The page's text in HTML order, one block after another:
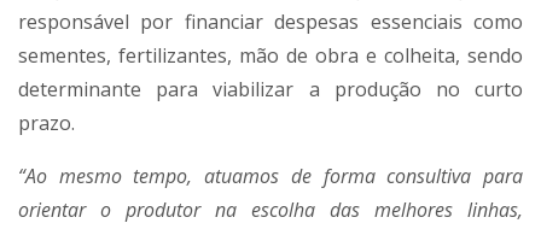
responsável por financiar despesas essenciais como
sementes, fertilizantes, mão de obra e colheita, sendo
determinante para viabilizar a produção no curto
prazo.
“Ao mesmo tempo, atuamos de forma consultiva para
orientar o produtor na escolha das melhores linhas,